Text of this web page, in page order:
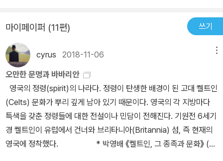
르가 갈리아에서 했던 8년간의 전쟁과 전투를 모두 100%이해하는
것도 포기했다. 하지만, 하나는 100% 얻었다. 바로 전략적 마인드이
다.나 처럼 단순한 사람도 이해했다. 분명 이 책을 읽는 누구나 이 책
을 통해서 전략적 통찰력에 대해서 느낄 수 있을 것이라고 생각한다.
하여금마치 전쟁의 한 쪽 모퉁이에서 전투를 관망하고 있다는 느낌이
들게끔 한다.또한 그는 어느 한 쪽에 치우쳐전쟁을 기록한 것이 아니
라객과적인 입장에서 적과 아군의 뛰어난 점과 부족한 점을 하나하나
기록하였으며,무엇보다적의 심리 상태를날카롭게 분석하여전장 상황
을 정확하게파악한 후무엇을 해야 하는지를 정확히꿰뚫는 그의 관찰
력과판단력, 그리고판단이 섬과 동시에행동하는 그의 결단력과신속
함에는 정말 감탄사가 나오지 않을 수 없다.광범위한 전장을 심리전
과 뛰어난 기동을 바탕으로 기습을 통해 신속히 제압하는 그의 용병
술은 오늘날 전쟁 기술의 관한 한 최고의고전 중 하나로 꼽히고 있다.
마이페이퍼 (11편) 쓰기
cyrus 2018-11-06
오만한 문명과 바바리안
영국의 정령(spirit)의 나라다. 정령이 탄생한 배경이 된 고대 켈트인
(Celts) 문화가 뿌리 깊게 남아 있기 때문이다. 영국의 각 지방마다
특색을 갖춘 정령들에 대한 전설이나 민담이 전해진다. 기원전 6세기
경 켈트인이 유럽에서 건너와 브리타니아(Britannia) 섬, 즉 현재의
영국에 정착했다. * 박영배 《켈트인, 그 종족과 문화》 (지